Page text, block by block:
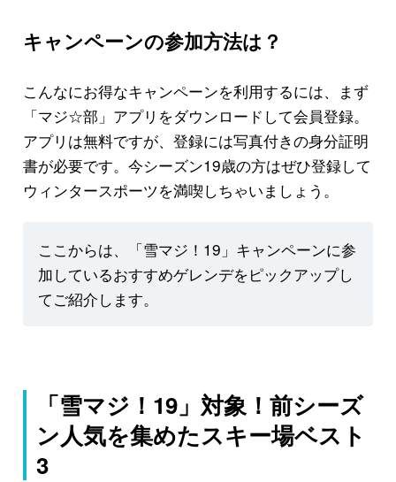
キャンペーンの参加方法は？
こんなにお得なキャンペーンを利用するには、まず
「マジ☆部」アプリをダウンロードして会員登録。
アプリは無料ですが、登録には写真付きの身分証明
書が必要です。今シーズン19歳の方はぜひ登録して
ウィンタースポーツを満喫しちゃいましょう。
ここからは、「雪マジ！19」キャンペーンに参
加しているおすすめゲレンデをピックアップし
てご紹介します。
「雪マジ！19」対象！前シーズ
ン人気を集めたスキー場ベスト
3